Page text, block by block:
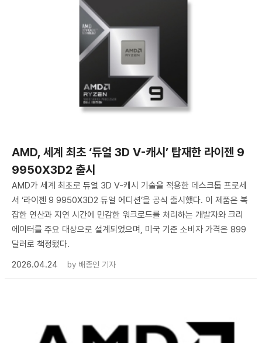
AMD, 세계 최초 ‘듀얼 3D V-캐시’ 탑재한 라이젠 9
9950X3D2 출시
AMD가 세계 최초로 듀얼 3D V-캐시 기술을 적용한 데스크톱 프로세
서 ‘라이젠 9 9950X3D2 듀얼 에디션’을 공식 출시했다. 이 제품은 복
잡한 연산과 지연 시간에 민감한 워크로드를 처리하는 개발자와 크리
에이터를 주요 대상으로 설계되었으며, 미국 기준 소비자 가격은 899
달러로 책정됐다.
2026.04.24
by 배종인 기자